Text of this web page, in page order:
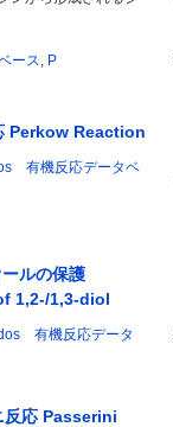
ース, P
Perkow Reaction
有機反応データベ
ルの保護
1,2-/1,3-diol
有機反応データ
反応 Passerini